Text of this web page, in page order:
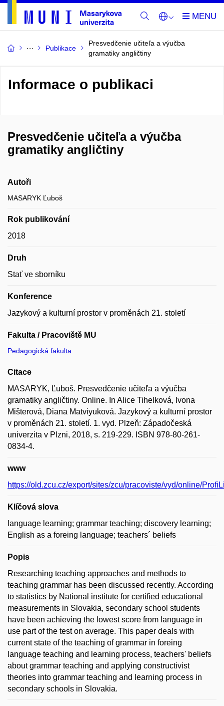
Publikace
Presvedčenie učiteľa a výučba
gramatiky angličtiny
Informace o publikaci
Presvedčenie učiteľa a výučba
gramatiky angličtiny
Autoři
MASARYK Ľuboš
Rok publikování
2018
Druh
Stať ve sborníku
Konference
Jazykový a kulturní prostor v proměnách 21. století
Fakulta / Pracoviště MU
Pedagogická fakulta
Citace
MASARYK, Ľuboš. Presvedčenie učiteľa a výučba
gramatiky angličtiny. Online. In Alice Tihelková, Ivona
Mišterová, Diana Matviyuková. Jazykový a kulturní prostor
v proměnách 21. století. 1. vyd. Plzeň: Západočeská
univerzita v Plzni, 2018, s. 219-229. ISBN 978-80-261-
0834-4.
www
https://old.zcu.cz/export/sites/zcu/pracoviste/vyd/online/
Klíčová slova
language learning; grammar teaching; discovery learning;
English as a foreing language; teachers´ beliefs
Popis
Researching teaching approaches and methods to
teaching grammar has been discussed recently. According
to statistics by National institute for certified educational
measurements in Slovakia, secondary school students
have been achieving the lowest score from language in
use part of the test on average. This paper deals with
current state of the teaching of grammar in foreing
language teaching and learning process, teachers' beliefs
about grammar teaching and applying constructivist
theories into grammar teaching and learning process in
secondary schools in Slovakia.